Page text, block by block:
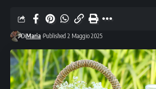
DiMaria Published 2 Maggio 2025